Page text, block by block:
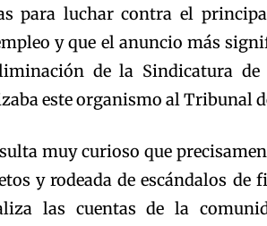
para luchar contra el
y que el anuncio más
de la Sindicatura
este organismo al Tribunal
muy curioso que
y rodeada de escándalos
las cuentas de la